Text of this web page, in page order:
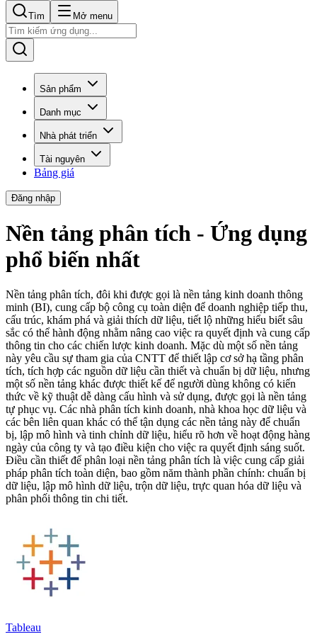
Tìm Mở menu
Sản phẩm
Danh mục
Nhà phát triển
Tài nguyên
Bảng giá
Đăng nhập
Nền tảng phân tích - Ứng dụng
phổ biến nhất
Nền tảng phân tích, đôi khi được gọi là nền tảng kinh doanh thông
minh (BI), cung cấp bộ công cụ toàn diện để doanh nghiệp tiếp thu,
cấu trúc, khám phá và giải thích dữ liệu, tiết lộ những hiểu biết sâu
sắc có thể hành động nhằm nâng cao việc ra quyết định và cung cấp
thông tin cho các chiến lược kinh doanh. Mặc dù một số nền tảng
này yêu cầu sự tham gia của CNTT để thiết lập cơ sở hạ tầng phân
tích, tích hợp các nguồn dữ liệu cần thiết và chuẩn bị dữ liệu, nhưng
một số nền tảng khác được thiết kế để người dùng không có kiến ​​
thức về kỹ thuật dễ dàng cấu hình và sử dụng, được gọi là nền tảng
tự phục vụ. Các nhà phân tích kinh doanh, nhà khoa học dữ liệu và
các bên liên quan khác có thể tận dụng các nền tảng này để chuẩn
bị, lập mô hình và tinh chỉnh dữ liệu, hiểu rõ hơn về hoạt động hàng
ngày của công ty và tạo điều kiện cho việc ra quyết định sáng suốt.
Điều cần thiết để phân loại nền tảng phân tích là việc cung cấp giải
pháp phân tích toàn diện, bao gồm năm thành phần chính: chuẩn bị
dữ liệu, lập mô hình dữ liệu, trộn dữ liệu, trực quan hóa dữ liệu và
phân phối thông tin chi tiết.
Tableau